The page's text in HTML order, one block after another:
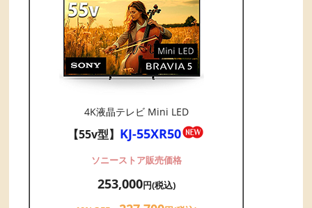
4K液晶テレビ Mini LED
【55v型】 KJ-55XR50
ソニーストア販売価格
253,000円(税込)